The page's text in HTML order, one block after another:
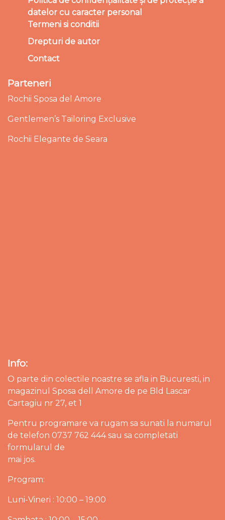
datelor cu caracter personal
Termeni si conditii
Drepturi de autor
Contact
Parteneri
Rochii Sposa del Amore
Gentlemen’s Tailoring Exclusive
Rochii Elegante de Seara
Info:
O parte din colectile noastre se afla in Bucuresti, in
magazinul Sposa dell Amore de pe Bld Lascar
Cartagiu nr 27, et 1
Pentru programare va rugam sa sunati la numarul
de telefon 0737 762 444 sau sa completati
formularul de
mai jos.
Program:
Luni-Vineri : 10:00 – 19:00